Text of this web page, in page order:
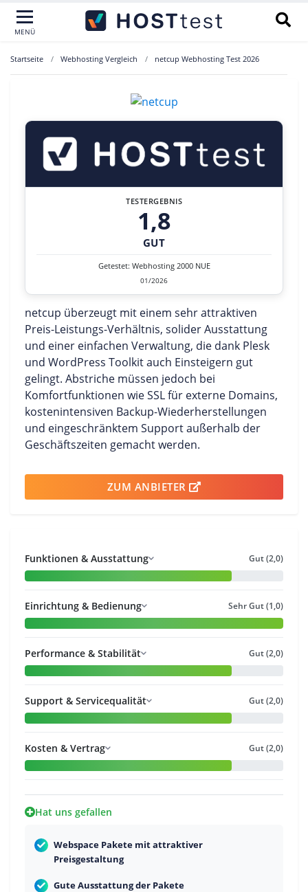
MENÜ
Startseite Webhosting Vergleich netcup Webhosting Test 2026
TESTERGEBNIS
1,8
GUT
Getestet: Webhosting 2000 NUE
01/2026
netcup überzeugt mit einem sehr attraktiven
Preis-Leistungs-Verhältnis, solider Ausstattung
und einer einfachen Verwaltung, die dank Plesk
und WordPress Toolkit auch Einsteigern gut
gelingt. Abstriche müssen jedoch bei
Komfortfunktionen wie SSL für externe Domains,
kostenintensiven Backup-Wiederherstellungen
und eingeschränktem Support außerhalb der
Geschäftszeiten gemacht werden.
ZUM ANBIETER
Funktionen & Ausstattung Gut (2,0)
Einrichtung & Bedienung Sehr Gut (1,0)
Performance & Stabilität Gut (2,0)
Support & Servicequalität Gut (2,0)
Kosten & Vertrag Gut (2,0)
Hat uns gefallen
Webspace Pakete mit attraktiver
Preisgestaltung
Gute Ausstattung der Pakete